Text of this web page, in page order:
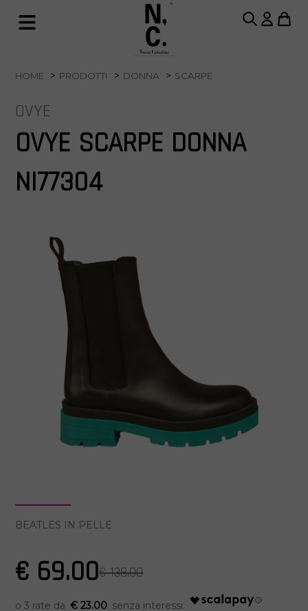
HOME PRODOTTI DONNA SCARPE
OVYE
OVYE SCARPE DONNA
NI77304
BEATLES IN PELLE
€ 69.00€ 138.00
€ 23.00